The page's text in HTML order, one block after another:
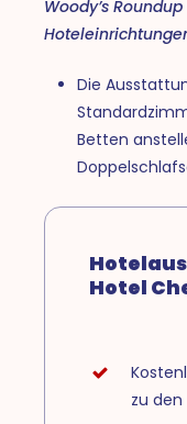
Woody’s
Die
Betten
Hotel
zu den